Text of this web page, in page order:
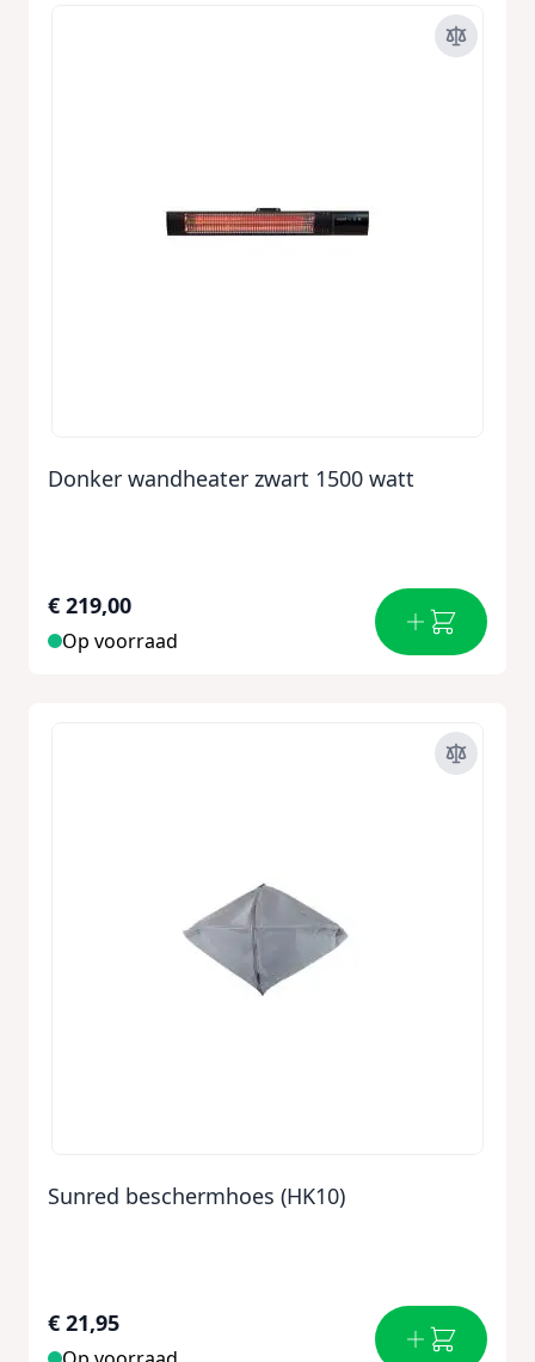
Donker wandheater zwart 1500 watt
€ 219,00
Op voorraad
Sunred beschermhoes (HK10)
€ 21,95